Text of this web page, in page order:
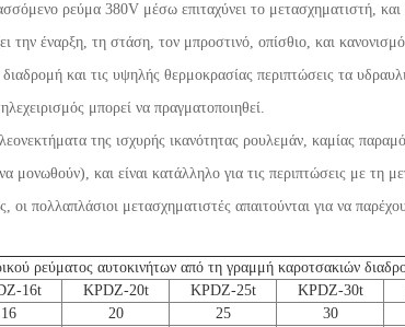
ρεύμα 380V μέσω επιταχύνει το μετασχηματιστή, και
έναρξη, τη στάση, τον μπροστινό, οπίσθιο, και
και τις υψηλής θερμοκρασίας περιπτώσεις τα
μπορεί να πραγματοποιηθεί.
της ισχυρής ικανότητας ρουλεμάν, καμίας
μονωθούν), και είναι κατάλληλο για τις περιπτώσεις με τη
πολλαπλάσιοι μετασχηματιστές απαιτούνται για να
ρεύματος αυτοκινήτων από τη γραμμή καροτσακιών
16t KPDZ-20t KPDZ-25t KPDZ-30t
16 20 25 30